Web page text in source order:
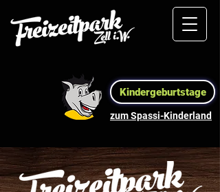
Kindergeburtstage
zum Spassi-Kinderland